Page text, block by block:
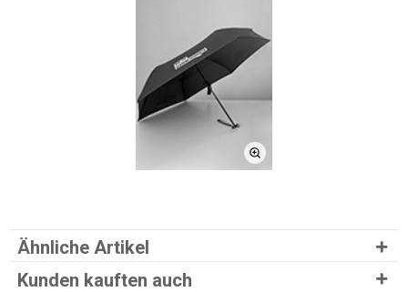
Ähnliche Artikel
Kunden kauften auch